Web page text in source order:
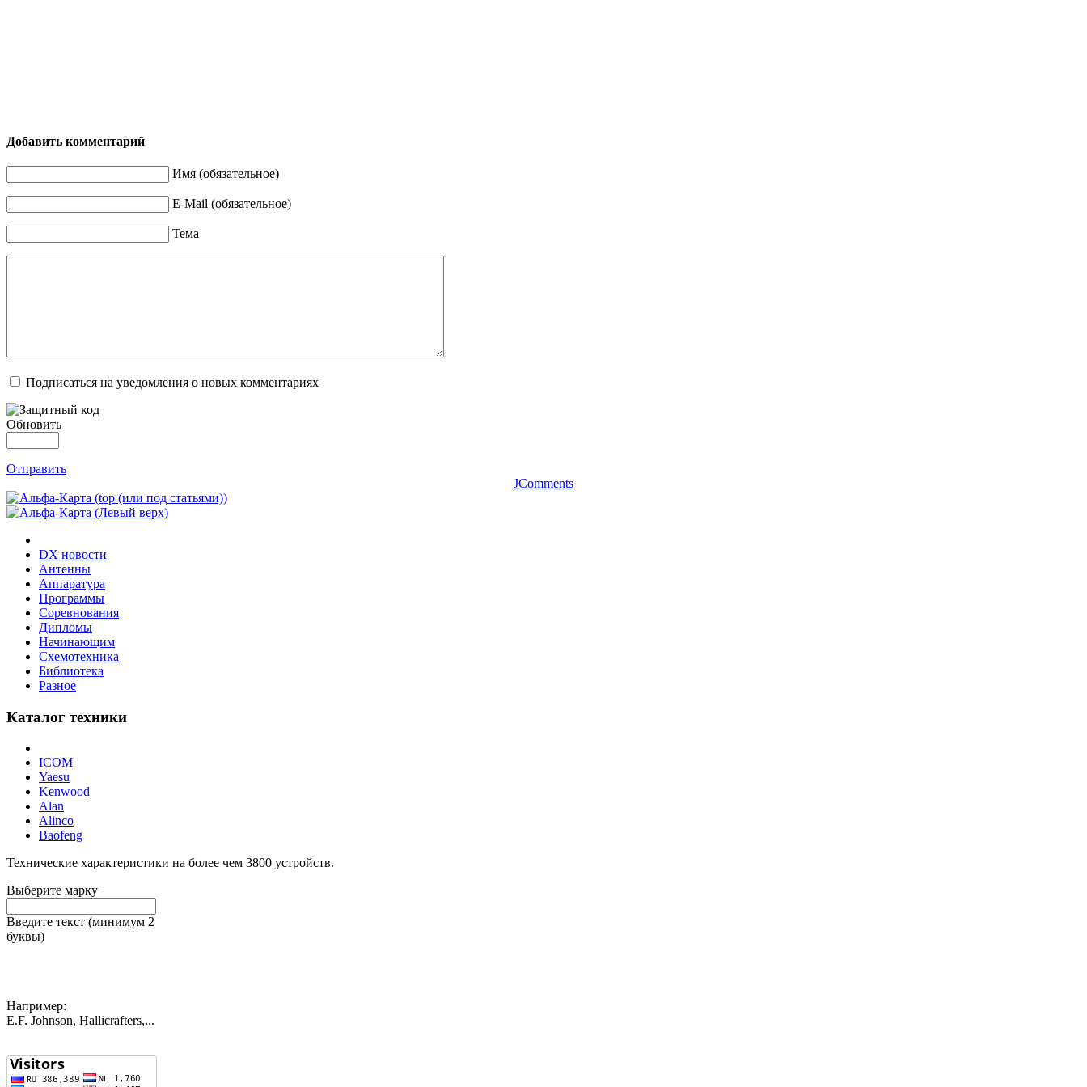
Добавить комментарий
Имя (обязательное)
E-Mail (обязательное)
Тема
Подписаться на уведомления о новых комментариях
Обновить
Отправить
JComments
DX новости
Антенны
Аппаратура
Программы
Соревнования
Дипломы
Начинающим
Схемотехника
Библиотека
Разное
Каталог техники
ICOM
Yaesu
Kenwood
Alan
Alinco
Baofeng
Технические характеристики на более чем 3800 устройств.
Выберите марку
Введите текст (минимум 2
буквы)
Например:
E.F. Johnson, Hallicrafters,...